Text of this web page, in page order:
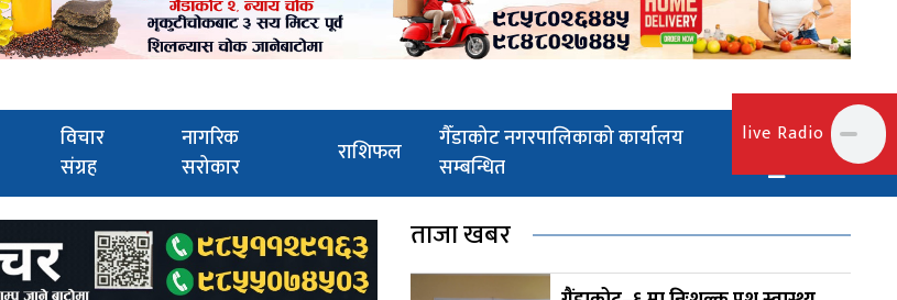
विचार
संग्रह
नागरिक
सरोकार
राशिफल
गैँडाकोट नगरपालिकाको कार्यालय
सम्बन्धित
ताजा खबर
live Radio